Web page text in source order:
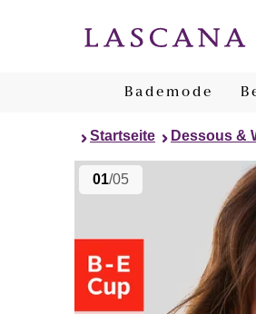
Bademode
Startseite Dessous &
01/05